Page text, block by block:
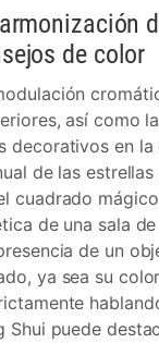
de color
así como
decorativos en la
de las
cuadrado
de una sala
de un
ya sea su
Shui puede